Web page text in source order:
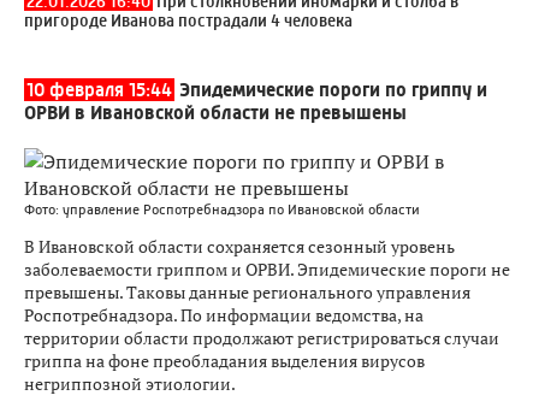
пригороде Иванова пострадали 4 человека
10 февраля 15:44 Эпидемические пороги по гриппу и
ОРВИ в Ивановской области не превышены
Фото: управление Роспотребнадзора по Ивановской области
В Ивановской области сохраняется сезонный уровень
заболеваемости гриппом и ОРВИ. Эпидемические пороги не
превышены. Таковы данные регионального управления
Роспотребнадзора. По информации ведомства, на
территории области продолжают регистрироваться случаи
гриппа на фоне преобладания выделения вирусов
негриппозной этиологии.